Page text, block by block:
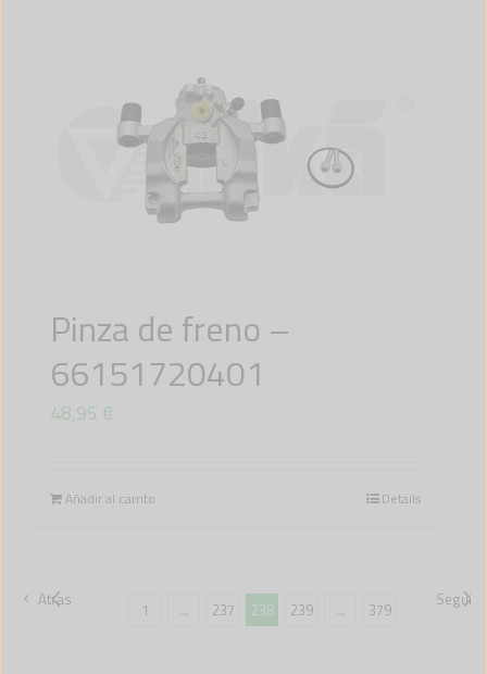
Pinza de freno –
66151720401
48,95 €
Añadir al carrito Details
Atras 1 … 237 238 239 … 379